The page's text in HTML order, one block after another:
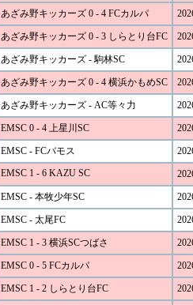
あざみ野キッカーズ 0 - 4 FCカルパ
あざみ野キッカーズ 0 - 3 しらとり台FC
あざみ野キッカーズ - 駒林SC
あざみ野キッカーズ 0 - 4 横浜かもめSC
あざみ野キッカーズ - AC等々力
EMSC 0 - 4 上星川SC
EMSC - FCバモス
EMSC 1 - 6 KAZU SC
EMSC - 本牧少年SC
EMSC - 太尾FC
EMSC 1 - 3 横浜SCつばさ
EMSC 0 - 5 FCカルパ
EMSC 1 - 2 しらとり台FC